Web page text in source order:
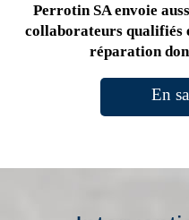
Perrotin SA envoie
collaborateurs qualifiés
réparation
En